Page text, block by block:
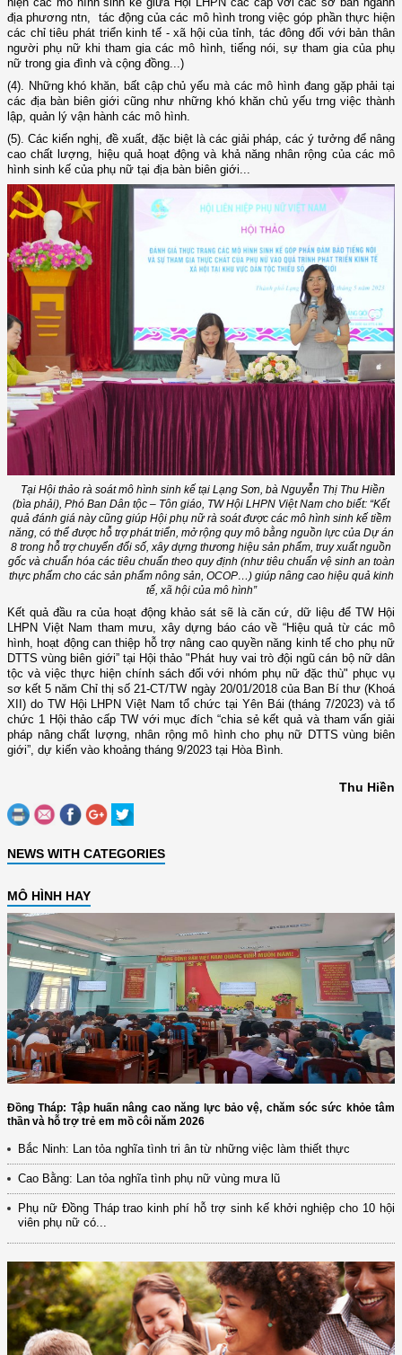
địa phương ntn, tác động của các mô hình trong việc góp phần thực hiện
các chỉ tiêu phát triển kinh tế - xã hội của tỉnh, tác đông đối với bản thân
người phụ nữ khi tham gia các mô hình, tiếng nói, sự tham gia của phụ
nữ trong gia đình và cộng đồng...)
(4). Những khó khăn, bất cập chủ yếu mà các mô hình đang gặp phải tại
các địa bàn biên giới cũng như những khó khăn chủ yếu trng việc thành
lập, quản lý vận hành các mô hình.
(5). Các kiến nghị, đề xuất, đặc biệt là các giải pháp, các ý tưởng để nâng
cao chất lượng, hiệu quả hoạt động và khả năng nhân rộng của các mô
hình sinh kế của phụ nữ tại địa bàn biên giới...
Tại Hội thảo rà soát mô hình sinh kế tại Lạng Sơn, bà Nguyễn Thị Thu Hiền
(bìa phải), Phó Ban Dân tộc – Tôn giáo, TW Hội LHPN Việt Nam cho biết: “Kết
quả đánh giá này cũng giúp Hội phụ nữ rà soát được các mô hình sinh kế tiềm
năng, có thể được hỗ trợ phát triển, mở rộng quy mô bằng nguồn lực của Dự án
8 trong hỗ trợ chuyển đổi số, xây dựng thương hiệu sản phẩm, truy xuất nguồn
gốc và chuẩn hóa các tiêu chuẩn theo quy định (như tiêu chuẩn vệ sinh an toàn
thực phẩm cho các sản phẩm nông sản, OCOP…) giúp nâng cao hiệu quả kinh
tế, xã hội của mô hình”
Kết quả đầu ra của hoạt động khảo sát sẽ là căn cứ, dữ liệu để TW Hội
LHPN Việt Nam tham mưu, xây dựng báo cáo về “Hiệu quả từ các mô
hình, hoạt động can thiệp hỗ trợ nâng cao quyền năng kinh tế cho phụ nữ
DTTS vùng biên giới” tại Hội thảo "Phát huy vai trò đội ngũ cán bộ nữ dân
tộc và việc thực hiện chính sách đối với nhóm phụ nữ đặc thù" phục vụ
sơ kết 5 năm Chỉ thị số 21-CT/TW ngày 20/01/2018 của Ban Bí thư (Khoá
XII) do TW Hội LHPN Việt Nam tổ chức tại Yên Bái (tháng 7/2023) và tổ
chức 1 Hội thảo cấp TW với mục đích “chia sẻ kết quả và tham vấn giải
pháp nâng chất lượng, nhân rộng mô hình cho phụ nữ DTTS vùng biên
giới”, dự kiến vào khoảng tháng 9/2023 tại Hòa Bình.
Thu Hiền
NEWS WITH CATEGORIES
MÔ HÌNH HAY
Đồng Tháp: Tập huấn nâng cao năng lực bảo vệ, chăm sóc sức khỏe tâm
thần và hỗ trợ trẻ em mồ côi năm 2026
Bắc Ninh: Lan tỏa nghĩa tình tri ân từ những việc làm thiết thực
Cao Bằng: Lan tỏa nghĩa tình phụ nữ vùng mưa lũ
Phụ nữ Đồng Tháp trao kinh phí hỗ trợ sinh kế khởi nghiệp cho 10 hội
viên phụ nữ có...